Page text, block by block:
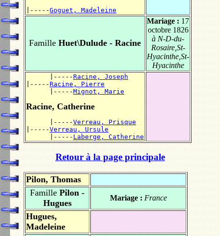
|-----Goguet, Madeleine
Famille Huet\Dulude - Racine
Mariage : 17
octobre 1826
à N-D-du-
Rosaire,St-
Hyacinthe,St-
Hyacinthe
      |-----
Racine, Joseph
|-----Racine, Pierre
      |-----
Mignot, Marie
Racine, Catherine
      |-----
Verreau, Prisque
|-----Verreau, Ursule
      |-----
Laberge, Catherine
Retour à la page principale
Pilon, Thomas
Famille Pilon -
Hugues
Mariage : France
Hugues,
Madeleine